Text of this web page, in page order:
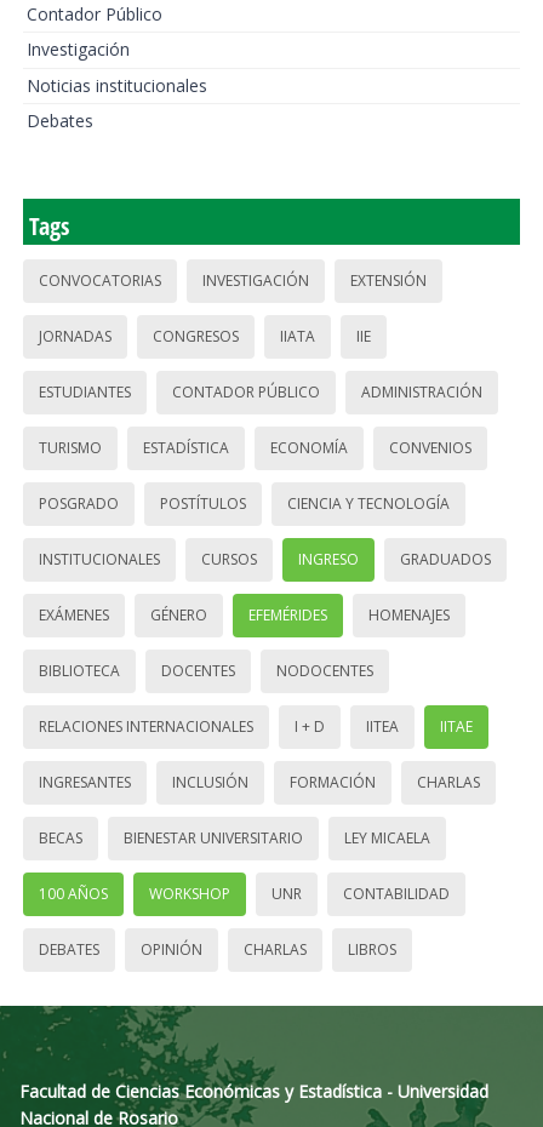
Contador Público
Investigación
Noticias institucionales
Debates
Tags
CONVOCATORIAS INVESTIGACIÓN EXTENSIÓN
JORNADAS CONGRESOS IIATA IIE
ESTUDIANTES CONTADOR PÚBLICO ADMINISTRACIÓN
TURISMO ESTADÍSTICA ECONOMÍA CONVENIOS
POSGRADO POSTÍTULOS CIENCIA Y TECNOLOGÍA
INSTITUCIONALES CURSOS INGRESO GRADUADOS
EXÁMENES GÉNERO EFEMÉRIDES HOMENAJES
BIBLIOTECA DOCENTES NODOCENTES
RELACIONES INTERNACIONALES I + D IITEA IITAE
INGRESANTES INCLUSIÓN FORMACIÓN CHARLAS
BECAS BIENESTAR UNIVERSITARIO LEY MICAELA
100 AÑOS WORKSHOP UNR CONTABILIDAD
DEBATES OPINIÓN CHARLAS LIBROS
Facultad de Ciencias Económicas y Estadística - Universidad
Nacional de Rosario